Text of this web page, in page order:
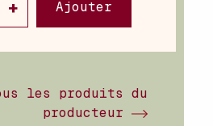
Ajouter
les produits du
producteur